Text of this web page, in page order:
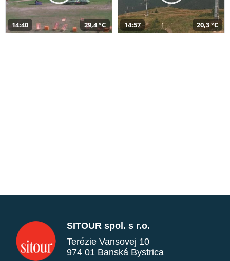
14:40 29,4 °C 14:57 20,3 °C
SITOUR spol. s r.o.
Terézie Vansovej 10
974 01 Banská Bystrica